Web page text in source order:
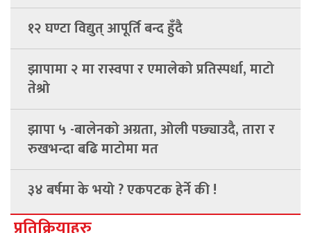
१२ घण्टा विद्युत् आपूर्ति बन्द हुँदै
झापामा २ मा रास्वपा र एमालेको प्रतिस्पर्धा, माटो
तेश्रो
झापा ५ -बालेनको अग्रता, ओली पछ्याउदै, तारा र
रुखभन्दा बढि माटोमा मत
३४ बर्षमा के भयो ? एकपटक हेर्ने की !